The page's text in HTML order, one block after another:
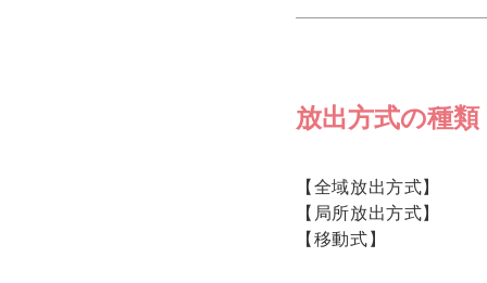
放出方式の種類
【全域放出方式】
【局所放出方式】
【移動式】